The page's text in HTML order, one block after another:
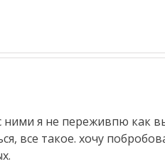
ними я не переживпю как
все такое. хочу